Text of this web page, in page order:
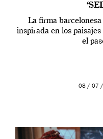
La firma
inspirada en los
el
08 / 07